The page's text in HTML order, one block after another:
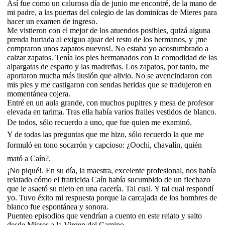
Así fue como un caluroso día de junio me encontré, de la mano de
mi padre, a las puertas del colegio de las dominicas de Mieres para
hacer un examen de ingreso.
Me vistieron con el mejor de los atuendos posibles, quizá alguna
prenda hurtada al exiguo ajuar del resto de los hermanos, y ¡me
compraron unos zapatos nuevos!. No estaba yo acostumbrado a
calzar zapatos. Tenía los pies hermanados con la comodidad de las
alpargatas de esparto y las madreñas. Los zapatos, por tanto, me
aportaron mucha más ilusión que alivio. No se avencindaron con
mis pies y me castigaron con sendas heridas que se tradujeron en
momentánea cojera.
Entré en un aula grande, con muchos pupitres y mesa de profesor
elevada en tarima. Tras ella había varios frailes vestidos de blanco.
De todos, sólo recuerdo a uno, que fue quien me examinó.
Y de todas las preguntas que me hizo, sólo recuerdo la que me
formuló en tono socarrón y capcioso: ¿Oochi, chavalín, quién
mató a Caín?.
¡No piqué!. En su día, la maestra, excelente profesional, nos había
relatado cómo el fratricida Caín había sucumbido de un flechazo
que le asaetó su nieto en una cacería. Tal cual. Y tal cual respondí
yo. Tuvo éxito mi respuesta porque la carcajada de los hombres de
blanco fue espontánea y sonora.
Puenteo episodios que vendrían a cuento en este relato y salto